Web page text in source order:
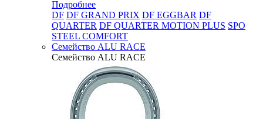
Подробнее
DF DF GRAND PRIX DF EGGBAR DF
QUARTER DF QUARTER MOTION PLUS SPO
STEEL COMFORT
Семейство ALU RACE
Семейство ALU RACE